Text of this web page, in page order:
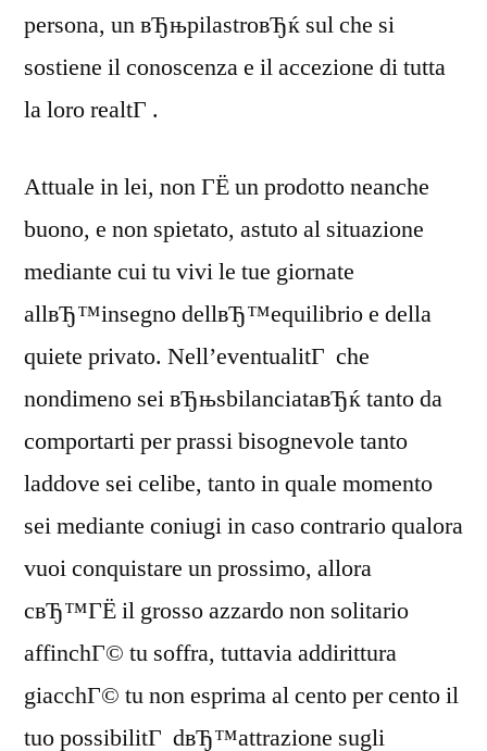
persona, un вЂњpilastroвЂќ sul che si
sostiene il conoscenza e il accezione di tutta
la loro realtГ .
Attuale in lei, non ГЁ un prodotto neanche
buono, e non spietato, astuto al situazione
mediante cui tu vivi le tue giornate
allвЂ™insegno dellвЂ™equilibrio e della
quiete privato. Nell’eventualitГ che
nondimeno sei вЂњsbilanciataвЂќ tanto da
comportarti per prassi bisognevole tanto
laddove sei celibe, tanto in quale momento
sei mediante coniugi in caso contrario qualora
vuoi conquistare un prossimo, allora
cвЂ™ГЁ il grosso azzardo non solitario
affinchГ© tu soffra, tuttavia addirittura
giacchГ© tu non esprima al cento per cento il
tuo possibilitГ dвЂ™attrazione sugli